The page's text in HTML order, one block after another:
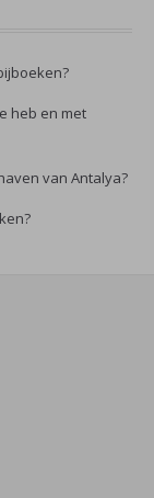
heb en met
van Antalya?